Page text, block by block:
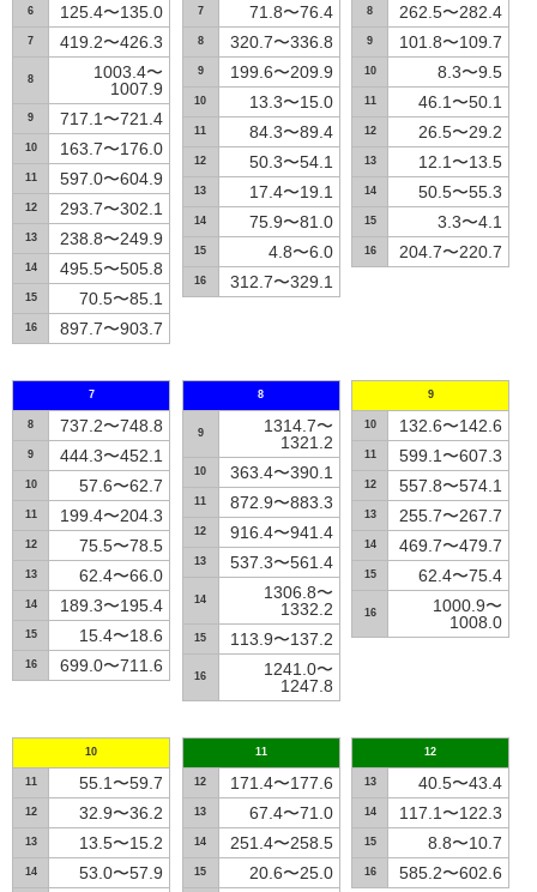
6 125.4〜135.0
7 419.2〜426.3
8
1003.4〜
1007.9
9 717.1〜721.4
10 163.7〜176.0
11 597.0〜604.9
12 293.7〜302.1
13 238.8〜249.9
14 495.5〜505.8
15 70.5〜85.1
16 897.7〜903.7
7 71.8〜76.4
8 320.7〜336.8
9 199.6〜209.9
10 13.3〜15.0
11 84.3〜89.4
12 50.3〜54.1
13 17.4〜19.1
14 75.9〜81.0
15 4.8〜6.0
16 312.7〜329.1
8 262.5〜282.4
9 101.8〜109.7
10 8.3〜9.5
11 46.1〜50.1
12 26.5〜29.2
13 12.1〜13.5
14 50.5〜55.3
15 3.3〜4.1
16 204.7〜220.7
7
8 737.2〜748.8
9 444.3〜452.1
10 57.6〜62.7
11 199.4〜204.3
12 75.5〜78.5
13 62.4〜66.0
14 189.3〜195.4
15 15.4〜18.6
16 699.0〜711.6
8
9
1314.7〜
1321.2
10 363.4〜390.1
11 872.9〜883.3
12 916.4〜941.4
13 537.3〜561.4
14
1306.8〜
1332.2
15 113.9〜137.2
16
1241.0〜
1247.8
9
10 132.6〜142.6
11 599.1〜607.3
12 557.8〜574.1
13 255.7〜267.7
14 469.7〜479.7
15 62.4〜75.4
16
1000.9〜
1008.0
10
11 55.1〜59.7
12 32.9〜36.2
13 13.5〜15.2
14 53.0〜57.9
11
12 171.4〜177.6
13 67.4〜71.0
14 251.4〜258.5
15 20.6〜25.0
12
13 40.5〜43.4
14 117.1〜122.3
15 8.8〜10.7
16 585.2〜602.6